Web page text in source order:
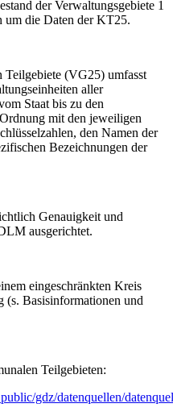
der Verwaltungsgebiete 1
um die Daten der KT25.
Teilgebiete (VG25) umfasst
aller
Staat bis zu den
mit den jeweiligen
den Namen der
Bezeichnungen der
Genauigkeit und
ausgerichtet.
eingeschränkten Kreis
(s. Basisinformationen und
Teilgebieten:
gdz/datenquellen/